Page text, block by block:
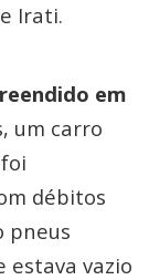
Irati.
em
um carro
débitos
pneus
estava vazio